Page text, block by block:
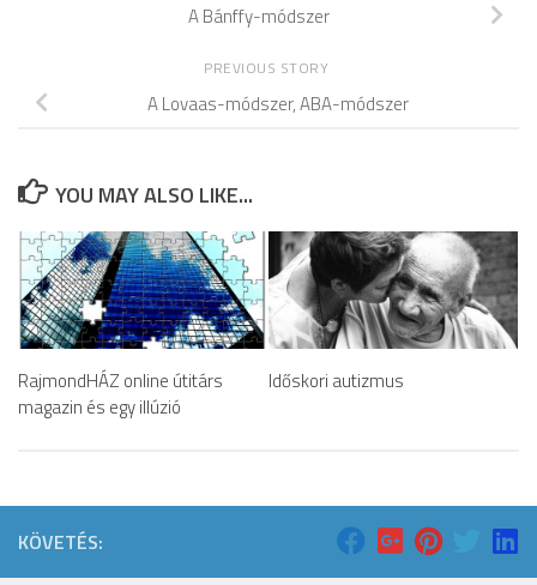
A Bánffy-módszer
PREVIOUS STORY
A Lovaas-módszer, ABA-módszer
YOU MAY ALSO LIKE...
RajmondHÁZ online útitárs
magazin és egy illúzió
Időskori autizmus
KÖVETÉS: